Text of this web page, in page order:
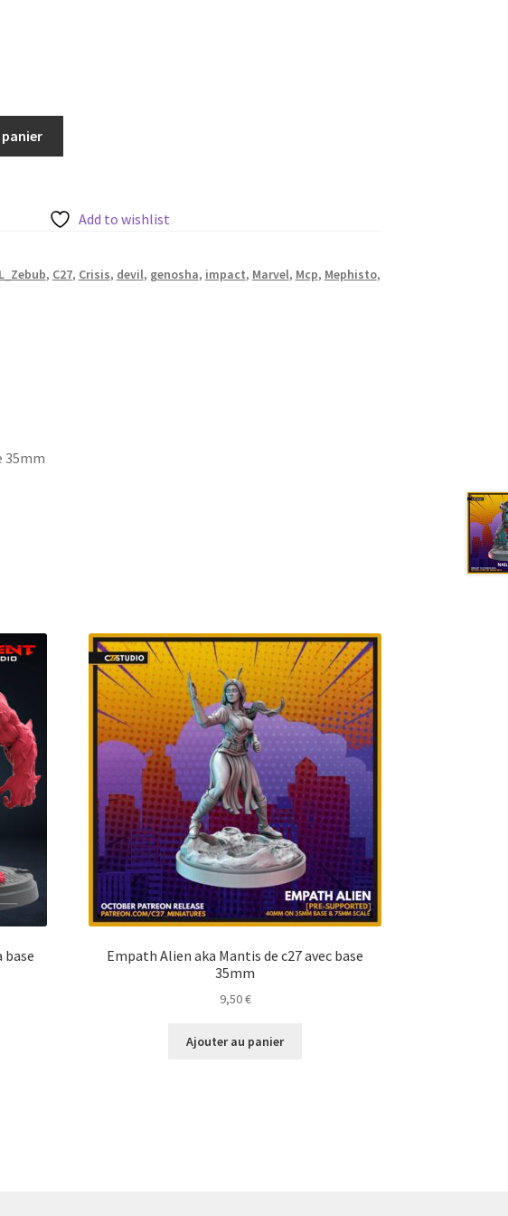
Add to wishlist
, C27, Crisis, devil, genosha, impact, Marvel, Mcp, Mephisto,
35mm
base
Empath Alien aka Mantis de c27 avec base
35mm
9,50€
Ajouter au panier